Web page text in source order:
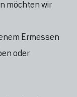
möchten wir
Ermessen
oder